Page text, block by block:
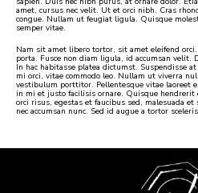
amet, cursus nec velit. Ut et orci nibh. Cras
congue. Nullam ut feugiat ligula. Quisque
semper vitae.
Nam sit amet libero tortor, sit amet eleifend
porta. Fusce non diam ligula, id accumsan velit.
In hac habitasse platea dictumst. Suspendisse
mi orci, vitae commodo leo. Nullam ut viverra
vestibulum porttitor. Pellentesque vitae laoreet
in mi et justo facilisis ornare. Quisque hendrerit
orci risus, egestas et faucibus sed, malesuada
nec accumsan nunc. Sed id augue a tortor